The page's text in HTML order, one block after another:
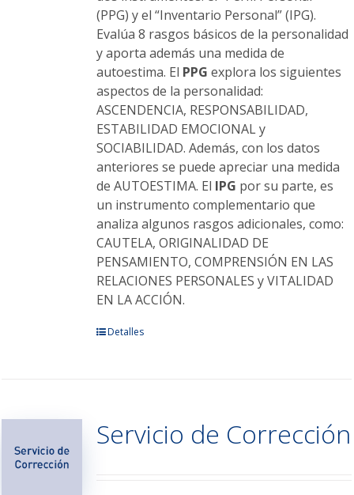
producto
(PPG) y el “Inventario Personal” (IPG).
Evalúa 8 rasgos básicos de la personalidad
y aporta además una medida de
autoestima. El PPG explora los siguientes
aspectos de la personalidad:
ASCENDENCIA, RESPONSABILIDAD,
ESTABILIDAD EMOCIONAL y
SOCIABILIDAD. Además, con los datos
anteriores se puede apreciar una medida
de AUTOESTIMA. El IPG por su parte, es
un instrumento complementario que
analiza algunos rasgos adicionales, como:
CAUTELA, ORIGINALIDAD DE
PENSAMIENTO, COMPRENSIÓN EN LAS
RELACIONES PERSONALES y VITALIDAD
EN LA ACCIÓN.
Este
Las
opciones
Detalles
Servicio de Corrección